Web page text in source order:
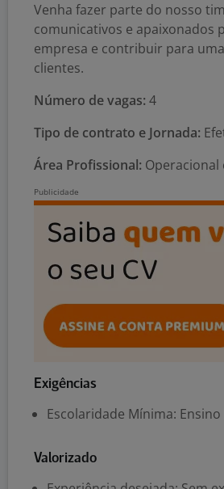
Venha fazer parte do nosso
comunicativos e apaixonados
empresa e contribuir para
clientes.
Número de vagas: 4
Tipo de contrato e Jornada:
Área Profissional: Operacional
Exigências
Escolaridade Mínima: Ensino
Valorizado